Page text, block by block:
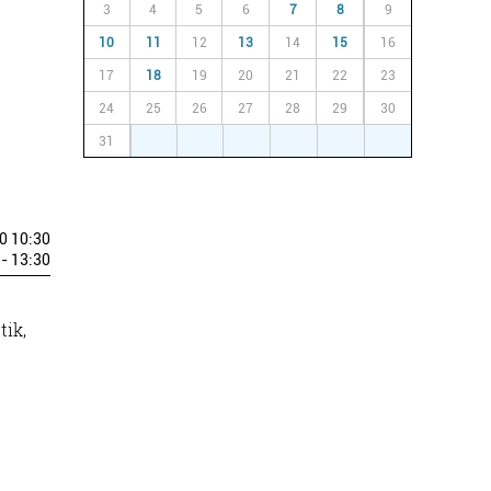
10:30
- 13:30
3 4 5 6 7 8 9
10 11 12 13 14 15 16
17 18 19 20 21 22 23
24 25 26 27 28 29 30
31